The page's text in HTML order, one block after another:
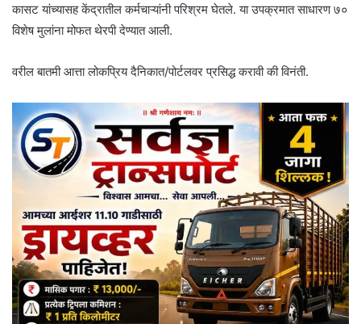
कासट यांच्यासह केंद्रातील कर्मचाऱ्यांनी परिश्रम घेतले. या उपक्रमात साधारण ७०
विशेष मुलांना मोफत थेरपी देण्यात आली.
वरील बातमी आत्ता लोकप्रिय दैनिकात/पोर्टलवर प्रसिद्ध करावी की विनंती.